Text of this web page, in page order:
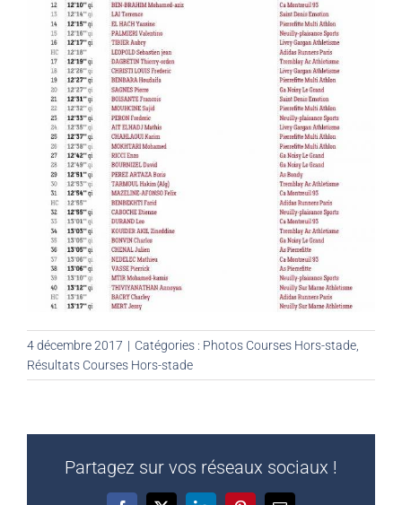
4 décembre 2017 | Catégories : Photos Courses Hors-stade,
Résultats Courses Hors-stade
Partagez sur vos réseaux sociaux !